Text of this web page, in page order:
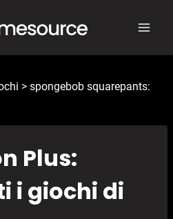
> spongebob squarepants:
Plus:
i giochi di